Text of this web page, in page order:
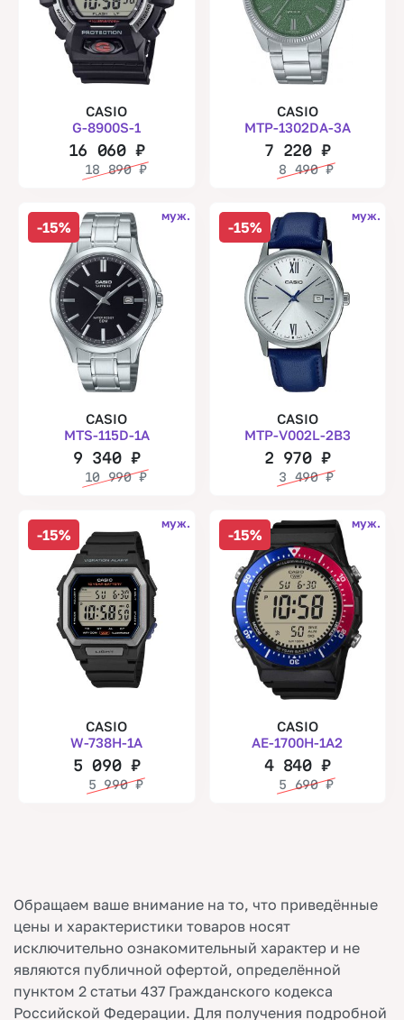
CASIO
G-8900S-1
16 060₽
18 890₽
CASIO
MTP-1302DA-3A
7 220₽
8 490₽
-15%
муж.
CASIO
MTS-115D-1A
9 340 ₽
10 990₽
-15%
муж.
CASIO
MTP-V002L-2B3
2 970₽
3 490₽
-15%
муж.
CASIO
W-738H-1A
5 090 ₽
5 990₽
-15%
муж.
CASIO
AE-1700H-1A2
4 840₽
5 690₽
Обращаем ваше внимание на то, что приведённые
цены и характеристики товаров носят
исключительно ознакомительный характер и не
являются публичной офертой, определённой
пунктом 2 статьи 437 Гражданского кодекса
Российской Федерации. Для получения подробной